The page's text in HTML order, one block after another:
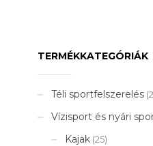
TERMÉKKATEGÓRIÁK
Téli sportfelszerelés
Vízisport és nyári
Kajak (25)